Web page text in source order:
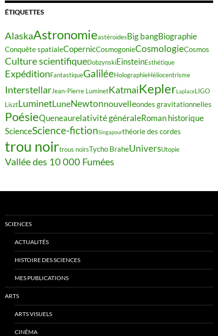
ÉTIQUETTES
AlaskaAstronomieastéroïdesBig bangBiographie
Conquête spatialeCopernicCosmogonieCosmologieCosmos
Culture scientifiqueDobzynskiEinsteinEsthétique
ExpéditionFantastiqueGaliléeHolographieHéliocentrisme
InterstellarJean-Pierre LuminetKatmaiKeplerLaplaceLIGO
LisztLuminetLuneNewtonnouvelleondes gravitationnelles
PoésieQueneaurelativité généraleRoman historique
ScienceScience-fictionSingapourthéorie des cordes
trou noirtrous noirsTycho BraheUniversUtopie
Vallée des 10 000 Fumées
SCIENCES
ACTUALITÉS
HISTOIRE DES SCIENCES
MES PUBLICATIONS
ARTS
ARTS VISUELS
CINÉMA